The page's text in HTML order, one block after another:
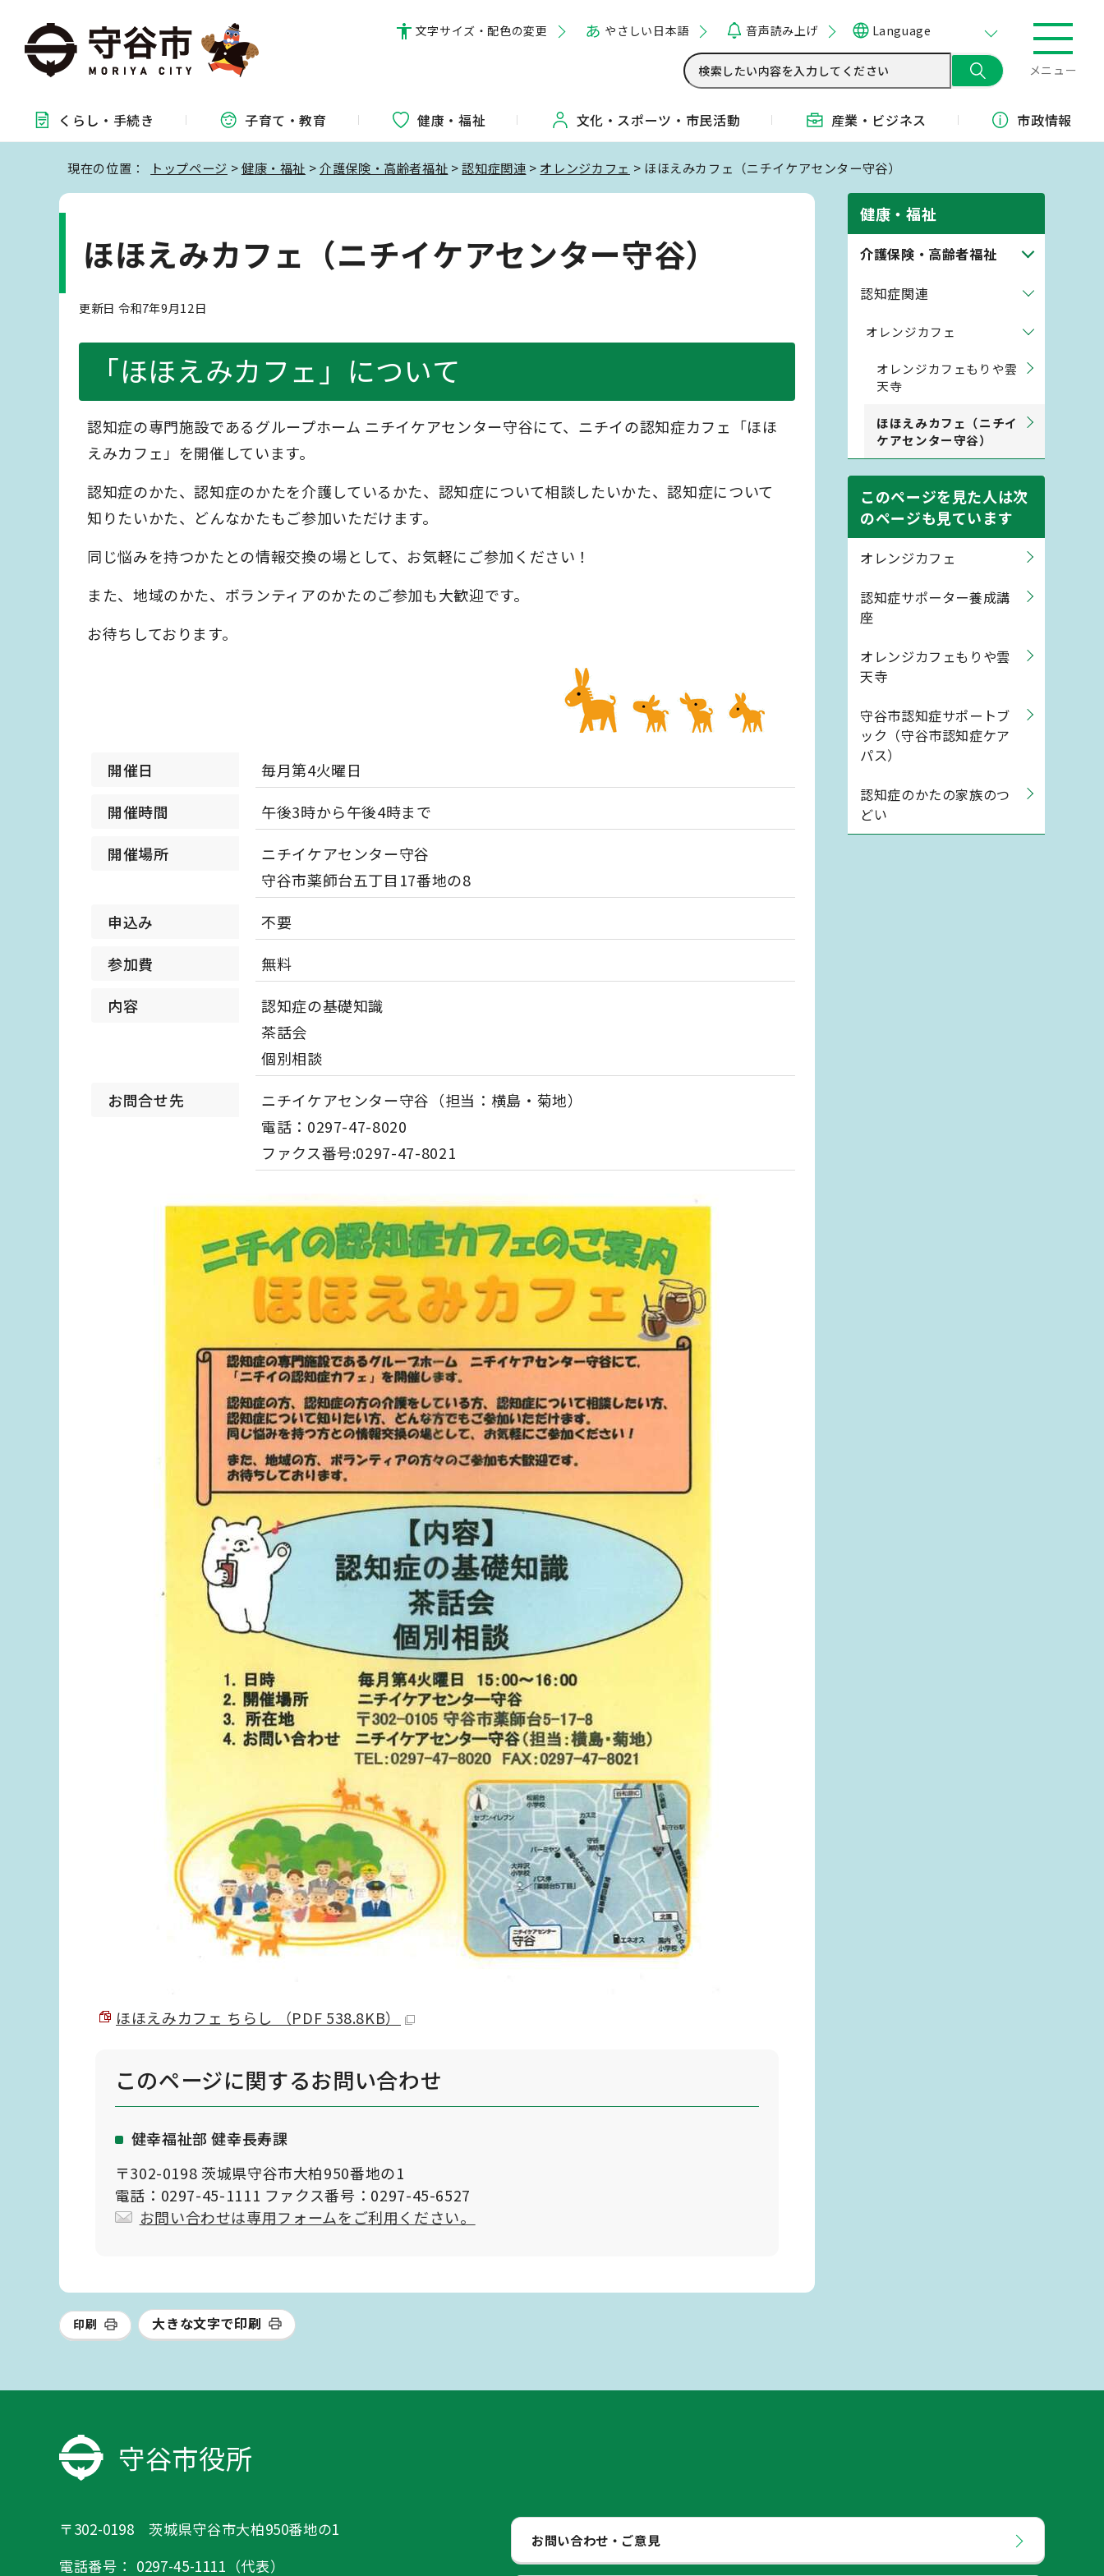
文字サイズ・配色の変更 やさしい日本語 音声読み上げ Language
メニュー
くらし・ 手続き 子育て・教育 健康・福祉 文化・ スポーツ・ 市民活動 産業・ ビジネス 市政情報
現在の位置： トップページ >健康・福祉 >介護保険・高齢者福祉 >認知症関連 > オレンジカフェ > ほほえみカフェ（ニチイケアセンター守谷）
ほほえみカフェ（ニチイケアセンター守谷）
更新日 令和7年9月12日
「ほほえみカフェ」について
認知症の専門施設であるグループホーム ニチイケアセンター守谷にて、ニチイの認知症カフェ「ほほ
えみカフェ」を開催しています。
認知症のかた、認知症のかたを介護しているかた、認知症について相談したいかた、認知症について
知りたいかた、どんなかたもご参加いただけます。
同じ悩みを持つかたとの情報交換の場として、お気軽にご参加ください！
また、地域のかた、ボランティアのかたのご参加も大歓迎です。
お待ちしております。
開催日
毎月第4火曜日
開催時間
午後3時から午後4時まで
開催場所
ニチイケアセンター守谷
守谷市薬師台五丁目17番地の8
申込み
不要
参加費
無料
内容
認知症の基礎知識
茶話会
個別相談
お問合せ先
ニチイケアセンター守谷（担当：横島・菊地）
電話：0297-47-8020
ファクス番号:0297-47-8021
ほほえみカフェ ちらし （PDF 538.8KB）
このページに関するお問い合わせ
健幸福祉部 健幸長寿課
〒302-0198 茨城県守谷市大柏950番地の1
電話：0297-45-1111 ファクス番号：0297-45-6527
お問い合わせは専用フォームをご利用ください。
健康・福祉
介護保険・高齢者福祉
認知症関連
オレンジカフェ
オレンジカフェもりや雲
天寺
ほほえみカフェ（ニチイ
ケアセンター守谷）
このページを見た人は次
のページも見ています
オレンジカフェ
認知症サポーター養成講
座
オレンジカフェもりや雲
天寺
守谷市認知症サポートブ
ック（守谷市認知症ケア
パス）
認知症のかたの家族のつ
どい
印刷 大きな文字で印刷
守谷市役所
〒302-0198 茨城県守谷市大柏950番地の1
電話番号： 0297-45-1111（代表）
お問い合わせ・ご意見